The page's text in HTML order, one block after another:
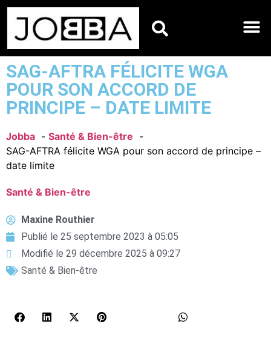
SAG-AFTRA FÉLICITE WGA
POUR SON ACCORD DE
PRINCIPE – DATE LIMITE
Jobba
Santé & Bien-être
SAG-AFTRA félicite WGA pour son accord de principe –
date limite
Santé & Bien-être
Maxine Routhier
Publié le 25 septembre 2023 à 05:05
Modifié le 29 décembre 2025 à 09:27
Santé & Bien-être